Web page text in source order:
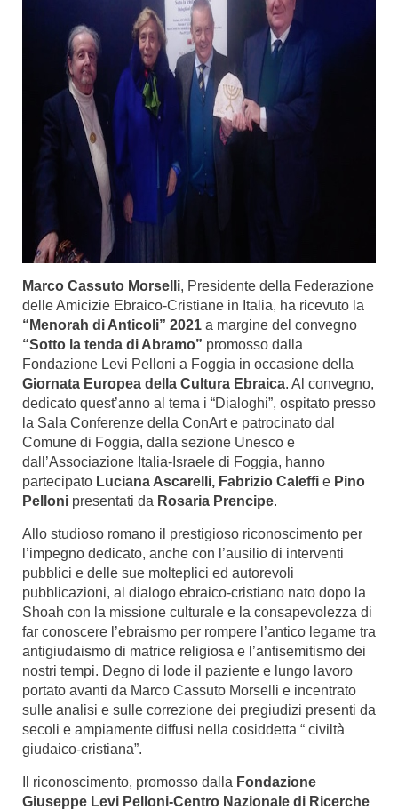
Marco Cassuto Morselli, Presidente della Federazione
delle Amicizie Ebraico-Cristiane in Italia, ha ricevuto la
“Menorah di Anticoli” 2021 a margine del convegno
“Sotto la tenda di Abramo” promosso dalla
Fondazione Levi Pelloni a Foggia in occasione della
Giornata Europea della Cultura Ebraica. Al convegno,
dedicato quest’anno al tema i “Dialoghi”, ospitato presso
la Sala Conferenze della ConArt e patrocinato dal
Comune di Foggia, dalla sezione Unesco e
dall’Associazione Italia-Israele di Foggia, hanno
partecipato Luciana Ascarelli, Fabrizio Caleffi e Pino
Pelloni presentati da Rosaria Prencipe.
Allo studioso romano il prestigioso riconoscimento per
l’impegno dedicato, anche con l’ausilio di interventi
pubblici e delle sue molteplici ed autorevoli
pubblicazioni, al dialogo ebraico-cristiano nato dopo la
Shoah con la missione culturale e la consapevolezza di
far conoscere l’ebraismo per rompere l’antico legame tra
antigiudaismo di matrice religiosa e l’antisemitismo dei
nostri tempi. Degno di lode il paziente e lungo lavoro
portato avanti da Marco Cassuto Morselli e incentrato
sulle analisi e sulle correzione dei pregiudizi presenti da
secoli e ampiamente diffusi nella cosiddetta “ civiltà
giudaico-cristiana”.
Il riconoscimento, promosso dalla Fondazione
Giuseppe Levi Pelloni-Centro Nazionale di Ricerche